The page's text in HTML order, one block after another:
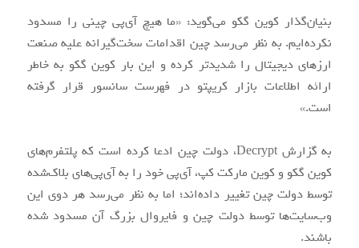
بنیان‌گذار کوین گکو می‌گوید: «ما هیچ آی‌پی چینی را مسدود
نکرده‌ایم. به نظر می‌رسد چین اقدامات سخت‌گیرانه علیه صنعت
ارزهای دیجیتال را شدیدتر کرده و این بار کوین گکو به خاطر
ارائه اطلاعات بازار کریپتو در فهرست سانسور قرار گرفته
است.»
به گزارش Decrypt، دولت چین ادعا کرده است که پلتفرم‌های
کوین گکو و کوین مارکت کپ، آی‌پی خود را به آی‌پی‌های بلاک‌شده
توسط دولت چین تغییر داده‌اند؛ اما به نظر می‌رسد هر دوی این
وب‌سایت‌ها توسط دولت چین و فایروال بزرگ آن مسدود شده
باشند.